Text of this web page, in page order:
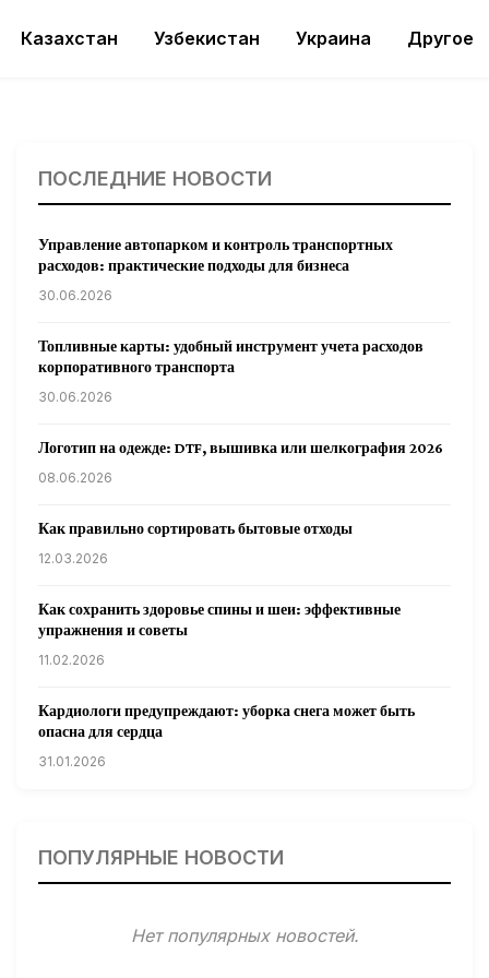
Казахстан Узбекистан Украина Другое
ПОСЛЕДНИЕ НОВОСТИ
Управление автопарком и контроль транспортных
расходов: практические подходы для бизнеса
30.06.2026
Топливные карты: удобный инструмент учета расходов
корпоративного транспорта
30.06.2026
Логотип на одежде: DTF, вышивка или шелкография 2026
08.06.2026
Как правильно сортировать бытовые отходы
12.03.2026
Как сохранить здоровье спины и шеи: эффективные
упражнения и советы
11.02.2026
Кардиологи предупреждают: уборка снега может быть
опасна для сердца
31.01.2026
31.01.2026
мобильных телефонов на здоровье
ПОПУЛЯРНЫЕ НОВОСТИ
Нет популярных новостей.